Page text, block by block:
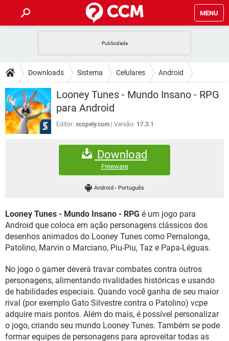
MENU
CELULAR FACEBOOK
OUTLOOK EXCEL
INSTAGRAM
GUIA DE COMPRAS
DICAS
JOGOS WHATSAPP
CELULAR
OUTLOOK
DOWNLOADS
JOGOS
CELULAR FACEBOOK
EXCEL
GMAIL
FÓRUM
FACEBOOK
EXCEL
GMAIL
WHATSAPP
INSTAGRAM GMAIL
GUIA DE COMPRAS
Downloads Sistema Celulares Android
Looney Tunes - Mundo Insano - RPG
para Android
Editor: scopely.com Versão: 17.3.1
Download
Freeware
Android - Português
Looney Tunes - Mundo Insano - RPG é um jogo para
Android que coloca em ação personagens clássicos dos
desenhos animados do Looney Tunes como Pernalonga,
Patolino, Marvin o Marciano, Piu-Piu, Taz e Papa-Léguas.
No jogo o gamer deverá travar combates contra outros
personagens, alimentando rivalidades históricas e usando
de habilidades especiais. Quando você ganha de seu maior
rival (por exemplo Gato Silvestre contra o Patolino) vcpe
adquire mais pontos. Além do mais, é possível personalizar
o jogo, criando seu mundo Looney Tunes. Também se pode
formar equipes de personagens para aproveitar todas as